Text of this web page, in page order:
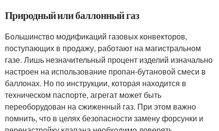
Природный или баллонный газ
Большинство модификаций газовых конвекторов,
поступающих в продажу, работают на магистральном
газе. Лишь незначительный процент изделий изначально
настроен на использование пропан-бутановой смеси в
баллонах. Но по инструкции, которая находится в
техническом паспорте, агрегат может быть
переоборудован на сжиженный газ. При этом важно
помнить, что в целях безопасности замену форсунки и